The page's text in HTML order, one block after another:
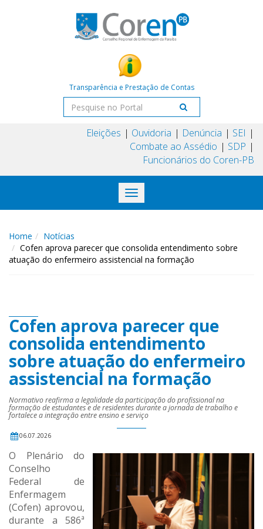
Transparência e Prestação de Contas
Eleições Ouvidoria Denúncia
SEI
Combate ao Assédio
SDP
Funcionários do Coren-PB
Toggle
navigation
Home
Notícias
Cofen aprova parecer que consolida entendimento sobre
atuação do enfermeiro assistencial na formação
Cofen aprova parecer que
consolida entendimento
sobre atuação do enfermeiro
assistencial na formação
Normativo reafirma a legalidade da participação do profissional na
formação de estudantes e de residentes durante a jornada de trabalho e
fortalece a integração entre ensino e serviço
06.07.2026
O Plenário do
Conselho
Federal de
Enfermagem
(Cofen) aprovou,
durante a 586ª